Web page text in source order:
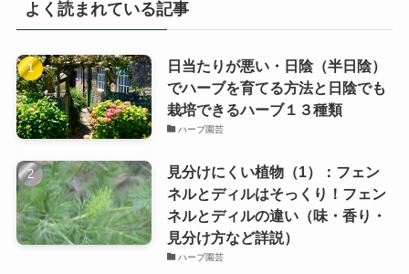
よく読まれている記事
日当たりが悪い・日陰（半日陰）
でハーブを育てる方法と日陰でも
栽培できるハーブ１３種類
ハーブ園芸
見分けにくい植物（1）：フェン
ネルとディルはそっくり！フェン
ネルとディルの違い（味・香り・
見分け方など詳説）
ハーブ園芸